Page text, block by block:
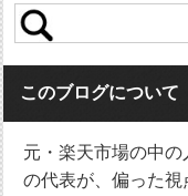
検
索:
このブログについて
元・楽天市場の中の
の代表が、偏った視